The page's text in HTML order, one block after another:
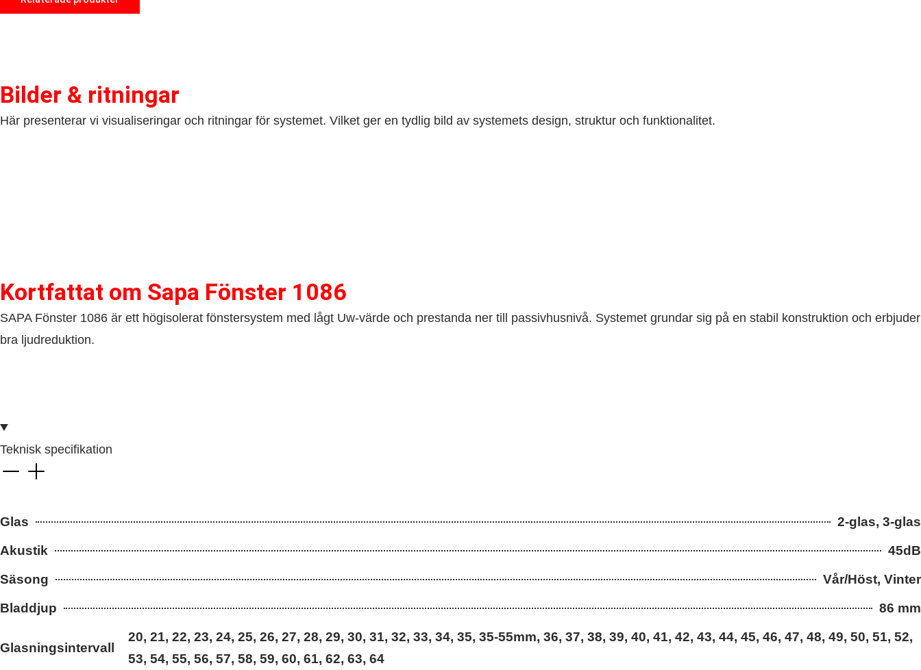
Bilder & ritningar
Här presenterar vi visualiseringar och ritningar för systemet. Vilket ger en tydlig bild av systemets design, struktur och funktionalitet.
Kortfattat om​ Sapa Fönster 1086
SAPA Fönster 1086 är ett högisolerat fönstersystem med lågt Uw-värde och prestanda ner till passivhusnivå. Systemet grundar sig på en stabil konstruktion och erbjuder
bra ljudreduktion.
Teknisk specifikation
Glas
2-glas, 3-glas
Akustik
45dB
Säsong
Vår/Höst, Vinter
Bladdjup
86 mm
Glasningsintervall
20, 21, 22, 23, 24, 25, 26, 27, 28, 29, 30, 31, 32, 33, 34, 35, 35-55mm, 36, 37, 38, 39, 40, 41, 42, 43, 44, 45, 46, 47, 48, 49, 50, 51, 52,
53, 54, 55, 56, 57, 58, 59, 60, 61, 62, 63, 64